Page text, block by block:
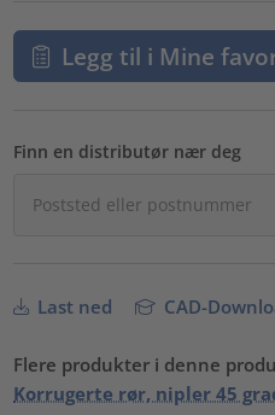
Legg til i Mine
Finn en distributør nær deg
Last ned CAD-
Flere produkter i denne
Korrugerte rør, nipler 45